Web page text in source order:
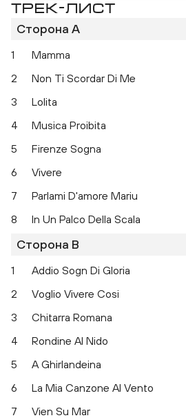
ТРЕК-ЛИСТ
Сторона A
1 Mamma
2
Non Ti Scordar Di Me
3
Lolita
4
Musica Proibita
5
Firenze Sogna
6
Vivere
7
Parlami D'amore Mariu
8
In Un Palco Della Scala
Сторона B
1 Addio Sogn Di Gloria
2
Voglio Vivere Cosi
3
Chitarra Romana
4
Rondine Al Nido
5
A Ghirlandeina
6
La Mia Canzone Al Vento
7
Vien Su Mar